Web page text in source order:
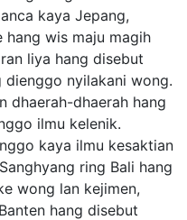
kaya Jepang,
hang wis maju magih
liya hang disebut
nyilakani wong.
dhaerah-dhaerah hang
ilmu kelenik.
kaya ilmu kesaktian
ring Bali hang
wong lan kejimen,
hang disebut